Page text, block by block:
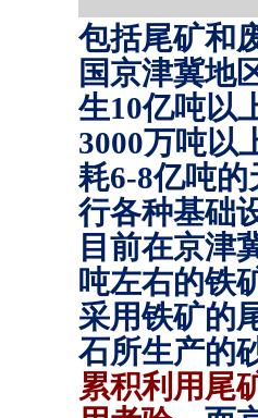
包括尾矿和
国京津冀地
生10亿吨以
3000万吨以
耗6-8亿吨的
行各种基础
目前在京津
吨左右的铁
采用铁矿的
石所生产的
累积利用尾